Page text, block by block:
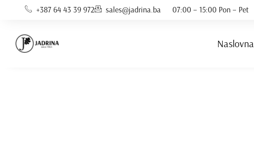
+387 64 43 39 972 sales@jadrina.ba 07:00 – 15:00 Pon – Pet
Naslovna